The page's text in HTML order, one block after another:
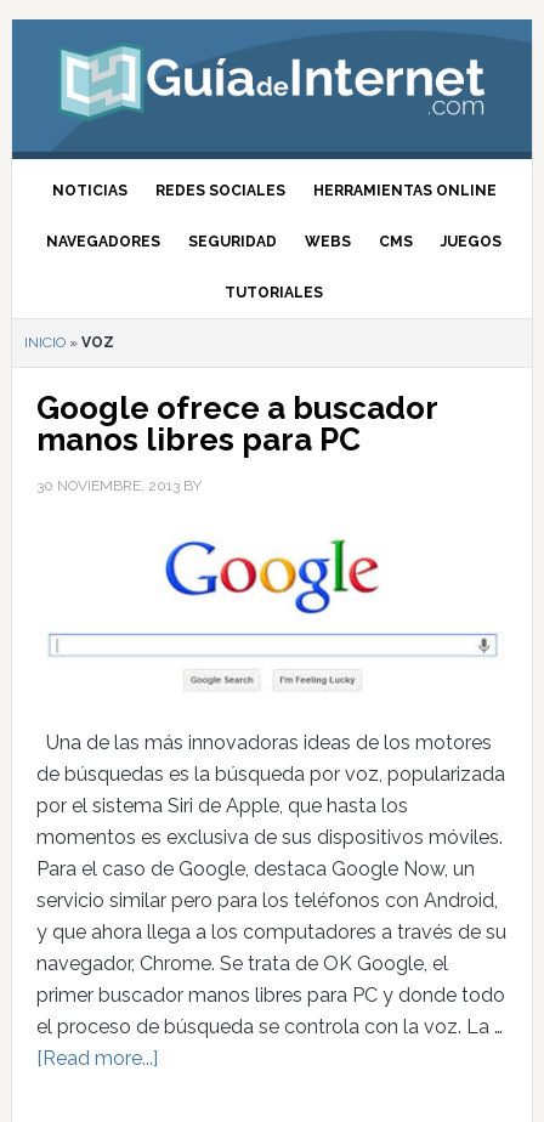
NOTICIAS REDES SOCIALES HERRAMIENTAS ONLINE
NAVEGADORES SEGURIDAD WEBS CMS JUEGOS
TUTORIALES
INICIO» VOZ
Google ofrece a buscador
manos libres para PC
30 NOVIEMBRE, 2013BY
Una de las más innovadoras ideas de los motores
de búsquedas es la búsqueda por voz, popularizada
por el sistema Siri de Apple, que hasta los
momentos es exclusiva de sus dispositivos móviles.
Para el caso de Google, destaca Google Now, un
servicio similar pero para los teléfonos con Android,
y que ahora llega a los computadores a través de su
navegador, Chrome. Se trata de OK Google, el
primer buscador manos libres para PC y donde todo
el proceso de búsqueda se controla con la voz. La …
[Read more...]